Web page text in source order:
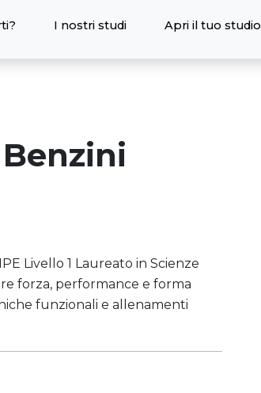
I nostri studi Apri il tuo studio
Benzini
Livello 1 Laureato in Scienze
forza, performance e forma
funzionali e allenamenti